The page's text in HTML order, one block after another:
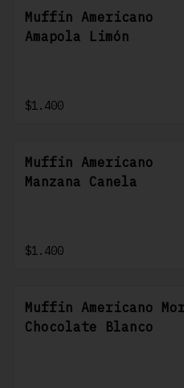
Muffin Americano
Amapola Limón
$1.400
Muffin Americano
Manzana Canela
$1.400
Muffin Americano
Chocolate Blanco